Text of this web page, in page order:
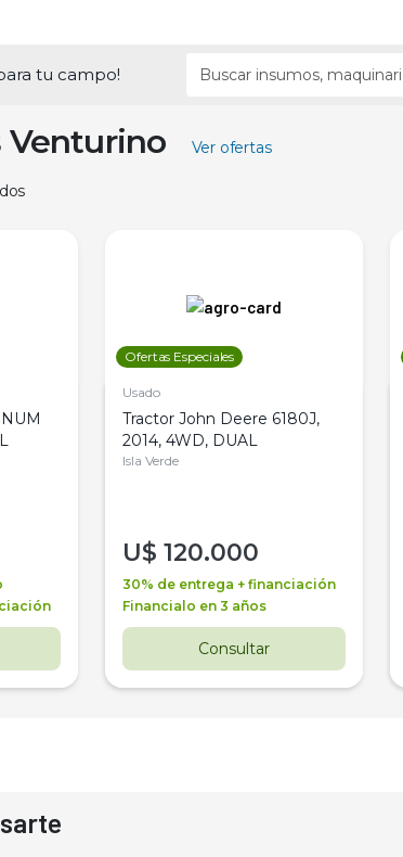
tu campo!
Venturino Ver ofertas
Ofertas Especiales
Usado
Tractor John Deere 6180J,
2014, 4WD, DUAL
Isla Verde
U$ 120.000
30% de entrega + financiación
Financialo en 3 años
Consultar